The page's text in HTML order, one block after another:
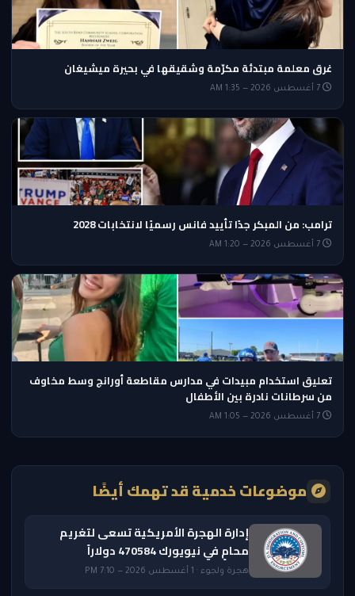
غرق معلمة مبتدئة مكرّمة وشقيقها في بحيرة ميشيغان
ترامب: من المبكر جدًا تأييد فانس رسميًا لانتخابات 2028
تعليق استخدام مبيدات في مدارس مقاطعة أورانج وسط مخاوف
من سرطانات نادرة بين الأطفال
موضوعات خدمية قد تهمك أيضًا
إدارة الهجرة الأمريكية تسعى لتغريم
محامٍ في نيويورك 470584 دولاراً
هجرة ولجوء · 1 أغسطس 2026 — 7:10 PM